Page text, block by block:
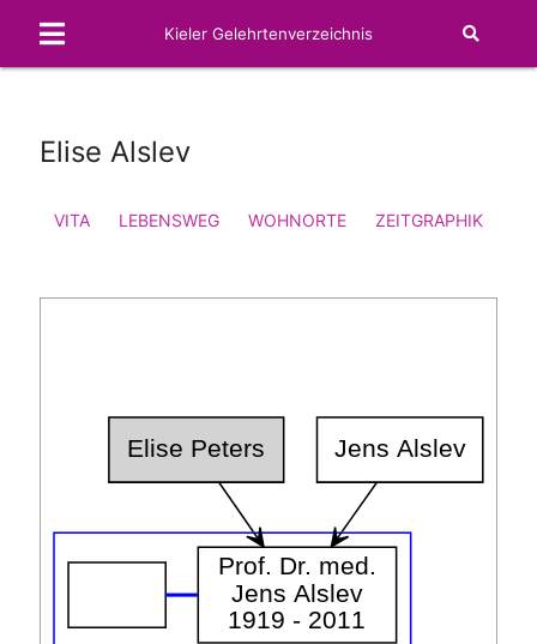
Kieler Gelehrtenverzeichnis
Elise Alslev
VITA LEBENSWEG WOHNORTE ZEITGRAPHIK
Prof. Dr. med.
Jens Alslev
1919 - 2011
Elise Peters Jens Alslev